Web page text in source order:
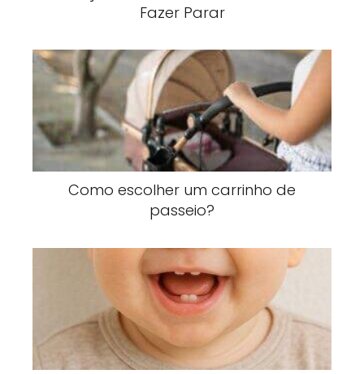
Fazer Parar
Como escolher um carrinho de
passeio?